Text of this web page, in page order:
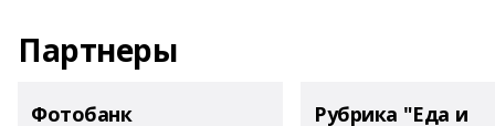
Партнеры
Фотобанк Рубрика "Еда и